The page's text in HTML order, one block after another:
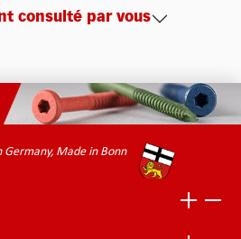
consulté par vous
Germany, Made in Bonn